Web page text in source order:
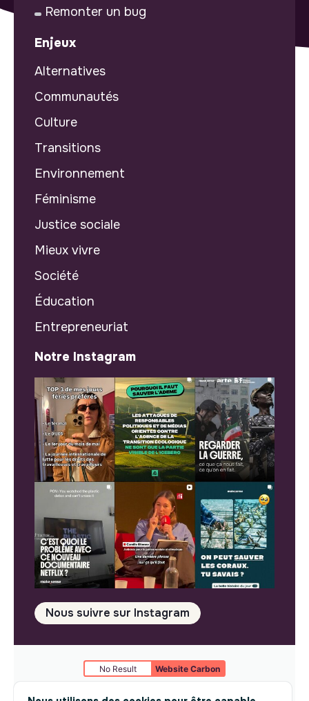
Remonter un bug
Enjeux
Alternatives
Communautés
Culture
Transitions
Environnement
Féminisme
Justice sociale
Mieux vivre
Société
Éducation
Entrepreneuriat
Notre Instagram
Nous suivre sur Instagram
No Result Website Carbon
Mentions légales© makesense 2024 -cookies